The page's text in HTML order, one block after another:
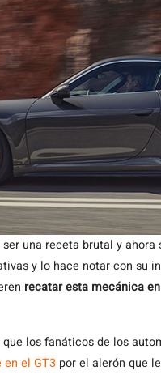
una receta brutal y
y lo hace notar con su
recatar esta mecánica
los fanáticos de los
el GT3 por el alerón que